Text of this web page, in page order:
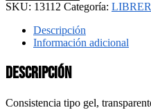
SKU: 13112 Categoría:
Descripción
Información adicional
Descripción
Consistencia tipo gel,